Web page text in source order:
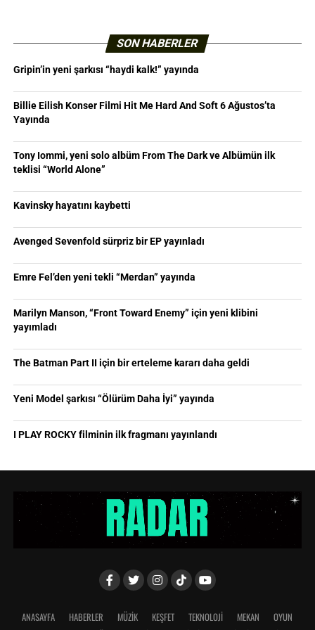
SON HABERLER
Gripin’in yeni şarkısı “haydi kalk!” yayında
Billie Eilish Konser Filmi Hit Me Hard And Soft 6 Ağustos’ta
Yayında
Tony Iommi, yeni solo albüm From The Dark ve Albümün ilk
teklisi “World Alone”
Kavinsky hayatını kaybetti
Avenged Sevenfold sürpriz bir EP yayınladı
Emre Fel’den yeni tekli “Merdan” yayında
Marilyn Manson, “Front Toward Enemy” için yeni klibini
yayımladı
The Batman Part II için bir erteleme kararı daha geldi
Yeni Model şarkısı “Ölürüm Daha İyi” yayında
I PLAY ROCKY filminin ilk fragmanı yayınlandı
ANASAYFA HABERLER MÜZİK KEŞFET TEKNOLOJİ MEKAN
OYUN